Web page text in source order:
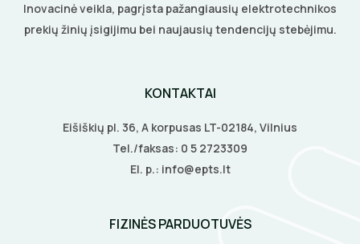
Inovacinė veikla, pagrįsta pažangiausių elektrotechnikos
prekių žinių įsigijimu bei naujausių tendencijų stebėjimu.
KONTAKTAI
Eišiškių pl. 36, A korpusas LT-02184, Vilnius
Tel./faksas: 0 5 2723309
El. p.: info@epts.lt
FIZINĖS PARDUOTUVĖS